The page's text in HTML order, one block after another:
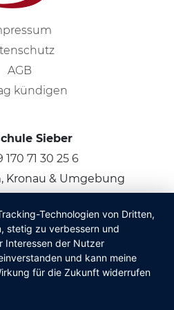
Technologien von Dritten,
stetig zu verbessern und
Interessen der Nutzer
und kann meine
für die Zukunft widerrufen
AGB
kündigen
Sieber
170 71 30 25 6
Kronau & Umgebung
Claus Sieber